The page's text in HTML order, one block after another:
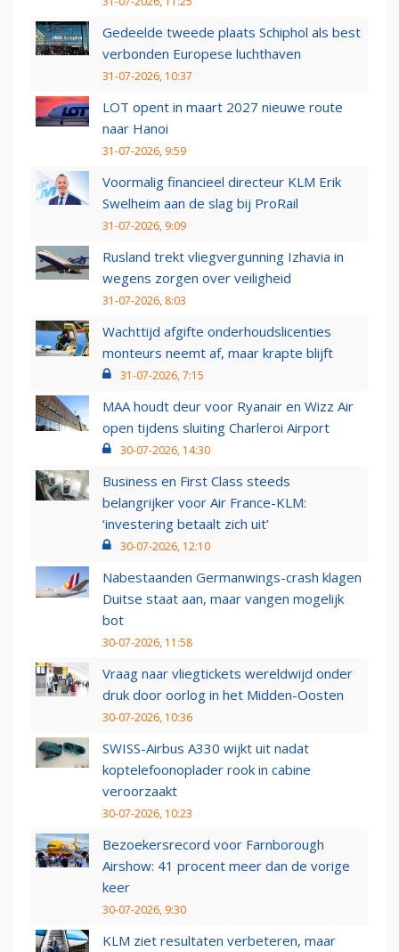
Gedeelde tweede plaats Schiphol als best
verbonden Europese luchthaven
31-07-2026, 10:37
LOT opent in maart 2027 nieuwe route
naar Hanoi
31-07-2026, 9:59
Voormalig financieel directeur KLM Erik
Swelheim aan de slag bij ProRail
31-07-2026, 9:09
Rusland trekt vliegvergunning Izhavia in
wegens zorgen over veiligheid
31-07-2026, 8:03
Wachttijd afgifte onderhoudslicenties
monteurs neemt af, maar krapte blijft
31-07-2026, 7:15
MAA houdt deur voor Ryanair en Wizz Air
open tijdens sluiting Charleroi Airport
30-07-2026, 14:30
Business en First Class steeds
belangrijker voor Air France-KLM:
‘investering betaalt zich uit’
30-07-2026, 12:10
Nabestaanden Germanwings-crash klagen
Duitse staat aan, maar vangen mogelijk
bot
30-07-2026, 11:58
Vraag naar vliegtickets wereldwijd onder
druk door oorlog in het Midden-Oosten
30-07-2026, 10:36
SWISS-Airbus A330 wijkt uit nadat
koptelefoonoplader rook in cabine
veroorzaakt
30-07-2026, 10:23
Bezoekersrecord voor Farnborough
Airshow: 41 procent meer dan de vorige
keer
30-07-2026, 9:30
KLM ziet resultaten verbeteren, maar